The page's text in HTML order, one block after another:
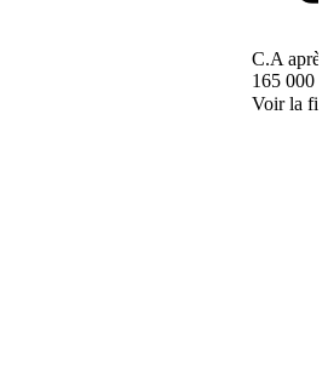
C.A
165 000 €
Voir la